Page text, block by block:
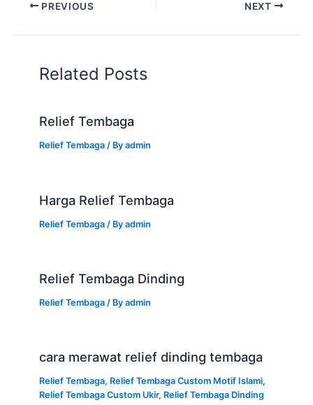
PREVIOUS NEXT
Related Posts
Relief Tembaga
Relief Tembaga / Byadmin
Harga Relief Tembaga
Relief Tembaga / Byadmin
Relief Tembaga Dinding
Relief Tembaga / Byadmin
cara merawat relief dinding tembaga
Relief Tembaga, Relief Tembaga Custom Motif Islami,
Relief Tembaga Custom Ukir, Relief Tembaga Dinding